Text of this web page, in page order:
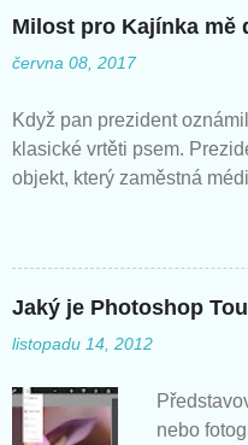
Milost pro Kajínka mě
června 08, 2017
Když pan prezident
klasické vrtěti psem.
objekt, který zaměstná
Jaký je Photoshop
listopadu 14, 2012
nebo